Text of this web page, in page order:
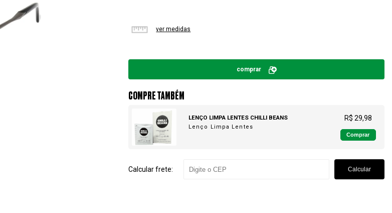
ver medidas
comprar
COMPRE TAMBÉM
LENÇO LIMPA LENTES CHILLI BEANS
Lenço Limpa Lentes
R$ 29,98
Comprar
Calcular frete: Calcular